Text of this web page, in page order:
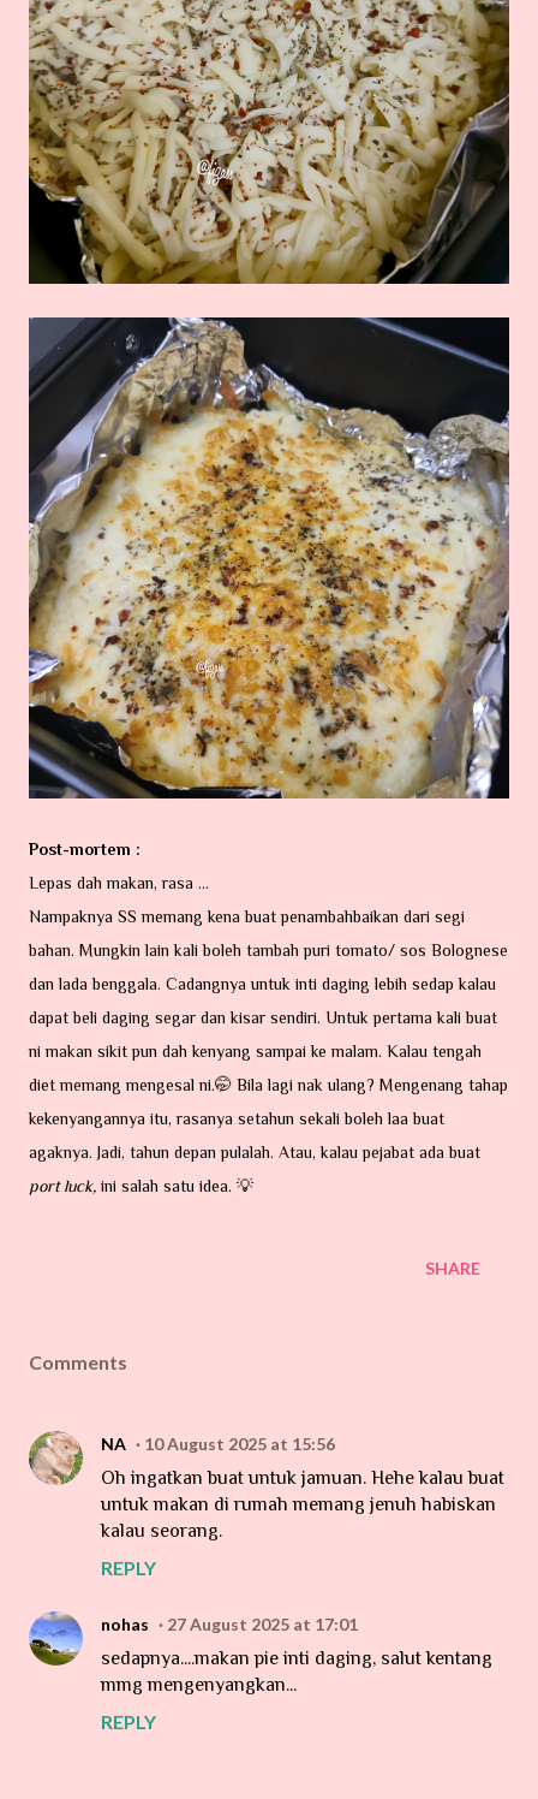
Post-mortem :
Lepas dah makan, rasa ...
Nampaknya SS memang kena buat penambahbaikan dari segi
bahan. Mungkin lain kali boleh tambah puri tomato/ sos Bolognese
dan lada benggala. Cadangnya untuk inti daging lebih sedap kalau
dapat beli daging segar dan kisar sendiri. Untuk pertama kali buat
ni makan sikit pun dah kenyang sampai ke malam. Kalau tengah
diet memang mengesal ni.🤭 Bila lagi nak ulang? Mengenang tahap
kekenyangannya itu, rasanya setahun sekali boleh laa buat
agaknya. Jadi, tahun depan pulalah. Atau, kalau pejabat ada buat
port luck, ini salah satu idea. 💡
SHARE
Comments
NA 10 August 2025 at 15:56
Oh ingatkan buat untuk jamuan. Hehe kalau buat
untuk makan di rumah memang jenuh habiskan
kalau seorang.
REPLY
nohas 27 August 2025 at 17:01
sedapnya....makan pie inti daging, salut kentang
mmg mengenyangkan...
REPLY